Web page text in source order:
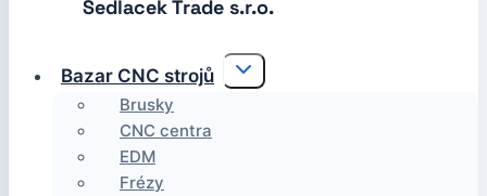
Bazar CNC strojů
Toggle
child
Brusky
CNC centra
EDM
Frézy